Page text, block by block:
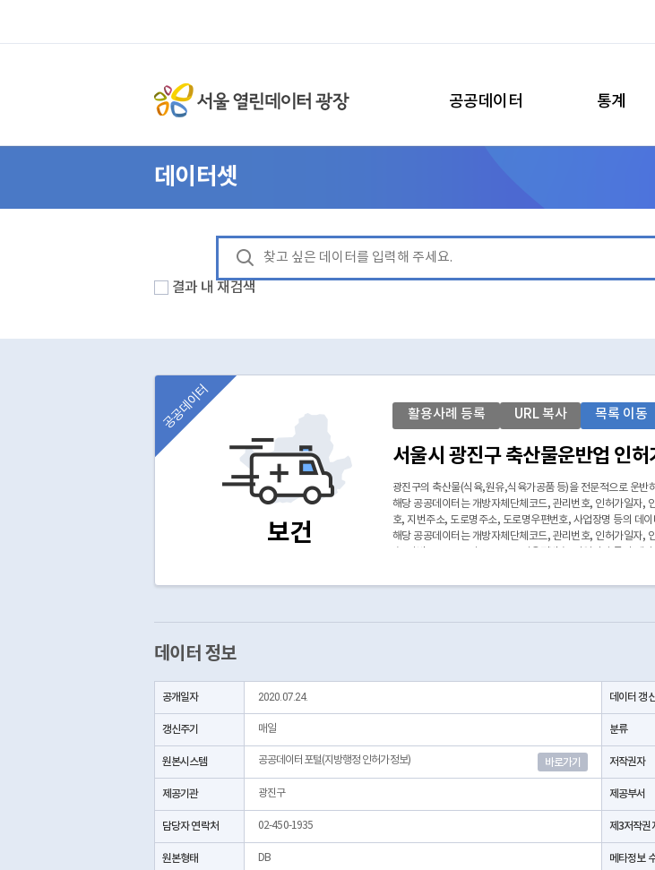
공공데이터 통계
데이터셋
결과 내 재검색
보건
공공데이터 활용사례 등록 URL 복사 목록 이동
서울시 광진구 축산물운반업 인허
광진구의 축산물(식육,원유,식육가공품 등)을 전문적으로 운반
해당 공공데이터는 개방자체단체코드, 관리번호, 인허가일자,
호, 지번주소, 도로명주소, 도로명우편번호, 사업장명 등의 데
해당 공공데이터는 개방자체단체코드, 관리번호, 인허가일자,
* 본 데이터는 3일전 자료를 제공합니다.
데이터 정보
공개일자 2020.07.24. 데이터 갱
갱신주기 매일 분류
원본시스템 공공데이터포털(지방행정 인허가정보) 바로가기 저작권자
제공기관 광진구 제공부서
담당자 연락처 02-450-1935 제3저작권
원본형태 DB 메타정보